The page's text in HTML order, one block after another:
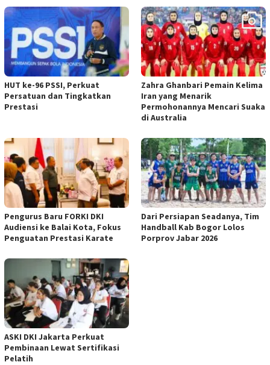
HUT ke-96 PSSI, Perkuat
Persatuan dan Tingkatkan
Prestasi
Zahra Ghanbari Pemain Kelima
Iran yang Menarik
Permohonannya Mencari Suaka
di Australia
Pengurus Baru FORKI DKI
Audiensi ke Balai Kota, Fokus
Penguatan Prestasi Karate
Dari Persiapan Seadanya, Tim
Handball Kab Bogor Lolos
Porprov Jabar 2026
ASKI DKI Jakarta Perkuat
Pembinaan Lewat Sertifikasi
Pelatih